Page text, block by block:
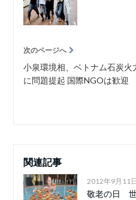
次のページへ
小泉環境相、ベトナム石炭火
に問題提起 国際NGOは歓迎
関連記事
2012年9月11日
敬老の日 世